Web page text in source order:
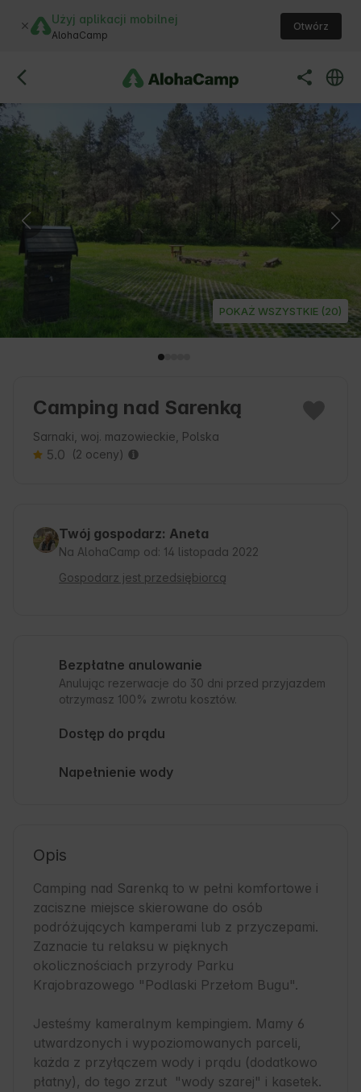
Użyj aplikacji mobilnej
AlohaCamp
Otwórz
POKAŻ WSZYSTKIE (20)
Camping nad Sarenką
Sarnaki, woj. mazowieckie, Polska
5.0 (2 oceny)
Twój gospodarz: Aneta
Na AlohaCamp od: 14 listopada 2022
Gospodarz jest przedsiębiorcą
Bezpłatne anulowanie
Anulując rezerwacje do 30 dni przed przyjazdem
otrzymasz 100% zwrotu kosztów.
Dostęp do prądu
Napełnienie wody
Opis
Camping nad Sarenką to w pełni komfortowe i
zaciszne miejsce skierowane do osób
podróżujących kamperami lub z przyczepami.
Zaznacie tu relaksu w pięknych
okolicznościach przyrody Parku
Krajobrazowego "Podlaski Przełom Bugu".
Jesteśmy kameralnym kempingiem. Mamy 6
utwardzonych i wypoziomowanych parceli,
każda z przyłączem wody i prądu (dodatkowo
płatny), do tego zrzut  "wody szarej" i kasetek.